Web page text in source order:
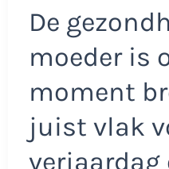
De
moeder is
moment
juist vlak
verjaardag